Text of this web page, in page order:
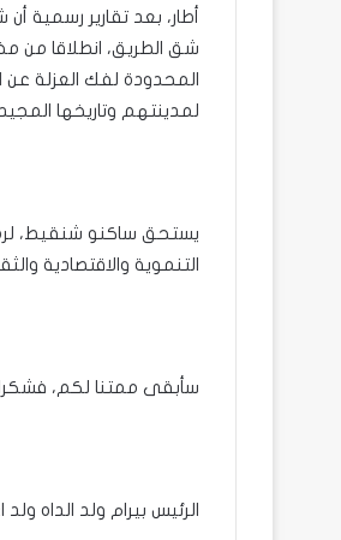
أطار، بعد تقارير رسمية
شق الطريق، انطلاقا من
المحدودة لفك العزلة عن
لمدينتهم وتاريخها
يستحق ساكنو شنقيط،
التنموية والاقتصادية
سأبقى ممتنا لكم،
الرئيس بيرام ولد الداه ولد